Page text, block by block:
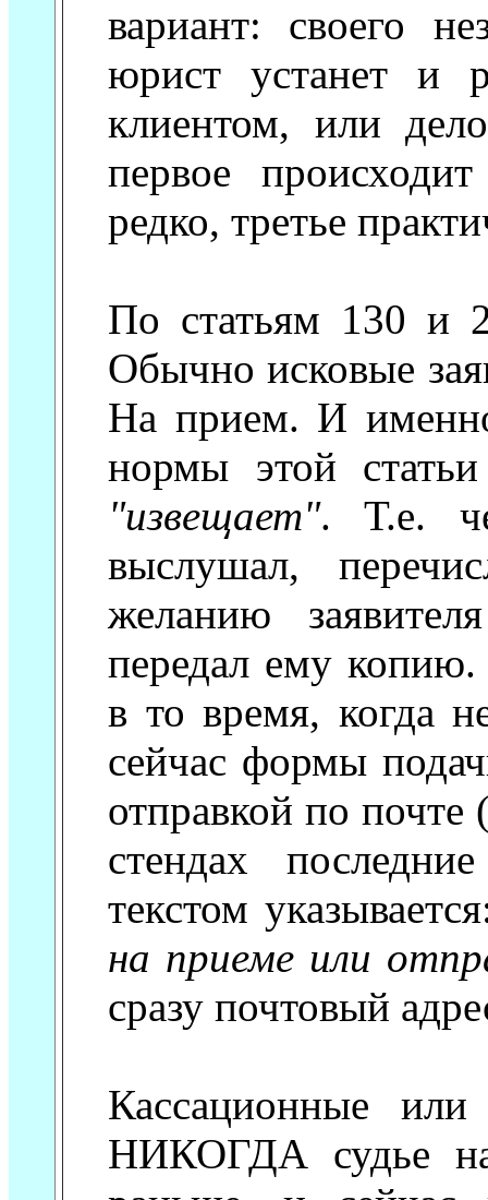
вариант: своего
юрист устанет и
клиентом, или
первое
редко, третье
По статьям 130 и
Обычно исковые
На прием. И
нормы этой статьи
"извещает". Т.е.
выслушал,
желанию
передал ему
в то время, когда
сейчас формы
отправкой по
стендах
текстом
на приеме или
сразу почтовый
Кассационные
НИКОГДА судье